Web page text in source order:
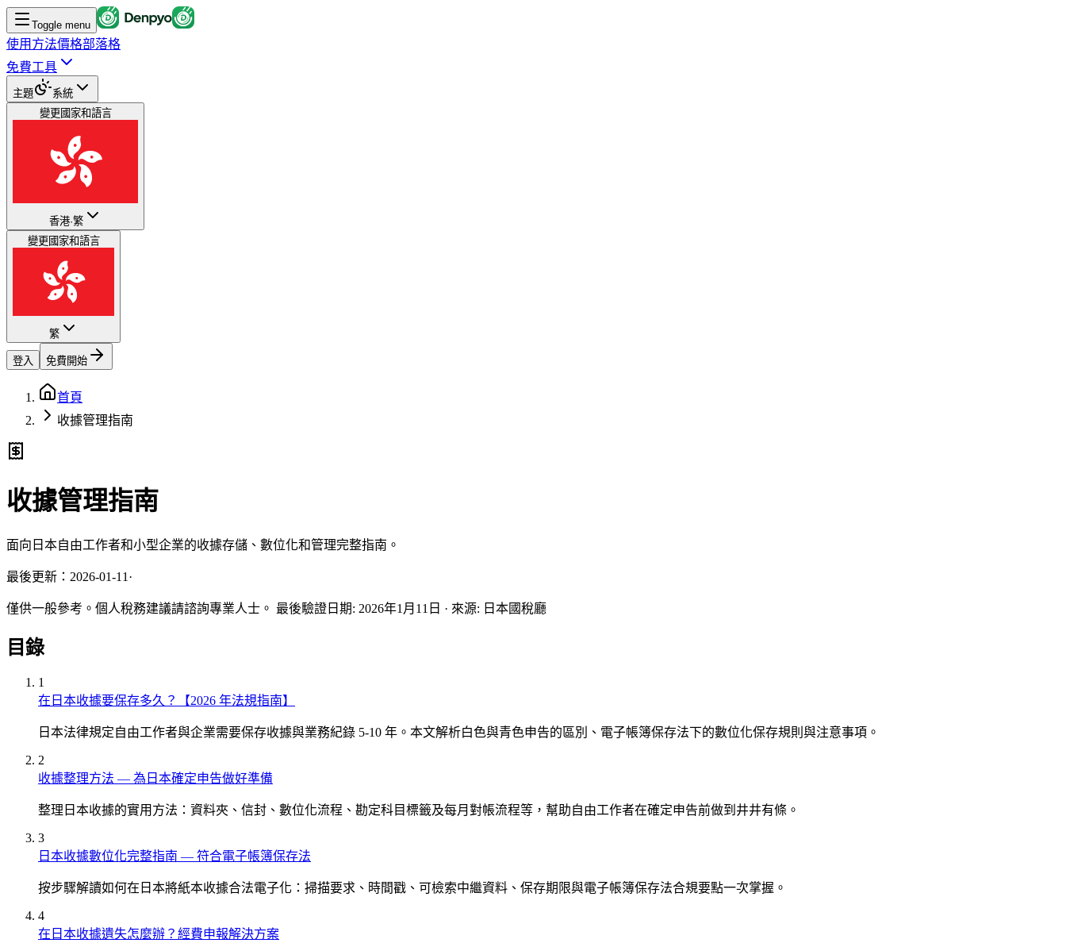
Toggle menu
使用方法價格部落格
免費工具
主題
系統
變更國家和語言
香港·繁
變更國家和語言
繁
登入 免費開始
首頁
收據管理指南
收據管理指南
面向日本自由工作者和小型企業的收據存儲、數位化和管理完整指南。
最後更新：2026-01-11 ·
僅供一般參考。個人稅務建議請諮詢專業人士。 最後驗證日期: 2026年1月11日 · 來源: 日本國稅廳
目錄
1
在日本收據要保存多久？【2026 年法規指南】
日本法律規定自由工作者與企業需要保存收據與業務紀錄 5-10 年。本文解析白色與青色申告的區別、電子帳簿保存法下的數位化保存規則與注意事項。
2
收據整理方法 — 為日本確定申告做好準備
整理日本收據的實用方法：資料夾、信封、數位化流程、勘定科目標籤及每月對帳流程等，幫助自由工作者在確定申告前做到井井有條。
3
日本收據數位化完整指南 — 符合電子帳簿保存法
按步驟解讀如何在日本將紙本收據合法電子化：掃描要求、時間戳、可檢索中繼資料、保存期限與電子帳簿保存法合規要點一次掌握。
4
在日本收據遺失怎麼辦？經費申報解決方案